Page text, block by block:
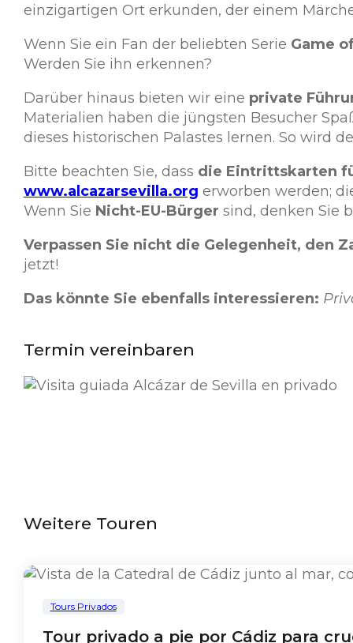
einzigartigen Ort erkunden, der einem
Wenn Sie ein Fan der beliebten Serie Game
Werden Sie ihn erkennen?
Darüber hinaus bieten wir eine private
Materialien haben die jüngsten Besucher
dieses historischen Palastes lernen. So wird
Bitte beachten Sie, dass die Eintrittskarten
www.alcazarsevilla.org erworben werden;
Wenn Sie Nicht-EU-Bürger sind, denken Sie
Verpassen Sie nicht die Gelegenheit, den
jetzt!
Das könnte Sie ebenfalls interessieren:
Termin vereinbaren
Weitere Touren
Tours Privados
Tour privado a pie por Cádiz para